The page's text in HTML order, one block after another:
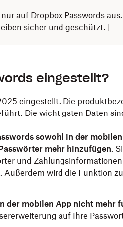
auf Dropbox Passwords
sicher und geschützt. |
eingestellt?
eingestellt. Die
Die wichtigsten Daten
sowohl in der
mehr hinzufügen.
und
Außerdem wird die Funktion
der mobilen App nicht mehr
auf Ihre